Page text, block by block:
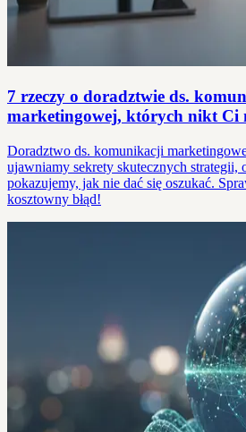
7 rzeczy o doradztwie ds.
marketingowej, których nikt Ci
Doradztwo ds. komunikacji
ujawniamy sekrety skutecznych strategii,
pokazujemy, jak nie dać się oszukać.
kosztowny błąd!